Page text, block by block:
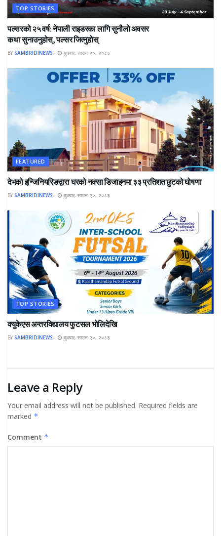
TOP STORIES
पल्सरको २५ वर्ष: नेपाली राइडरका लागि सुनौलो अवसर
कथा सुनाउनुहोस्, पल्सर जित्नुहोस्
BY SAMBRIDINEWS बुधबार, साउन २०, २०८३
FEATURED
देभको इन्जिनियरिङद्वारा घरको नक्सा डिजाइनमा ३३ प्रतिशत छुटको घोषणा
BY SAMBRIDINEWS बुधबार, साउन २०, २०८३
TOP STORIES
क्युकेएस अन्तरविद्यालय फुटसल भोलिदेखि
BY SAMBRIDINEWS बुधबार, साउन २०, २०८३
Leave a Reply
Your email address will not be published. Required fields are
marked *
Comment *